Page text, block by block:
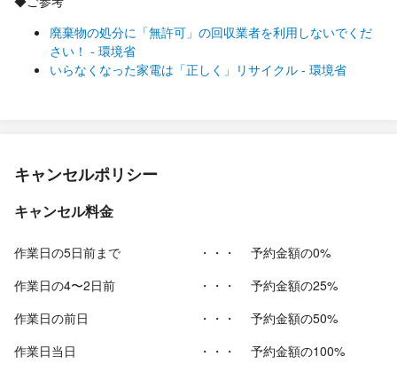
廃棄物の処分に「無許可」の回収業者を利用しないでくだ
さい！ - 環境省
いらなくなった家電は「正しく」リサイクル - 環境省
キャンセルポリシー
キャンセル料金
作業日の5日前まで ・・・
予約金額の0%
作業日の4〜2日前
・・・
予約金額の25%
作業日の前日
・・・
予約金額の50%
作業日当日
・・・ 予約金額の100%